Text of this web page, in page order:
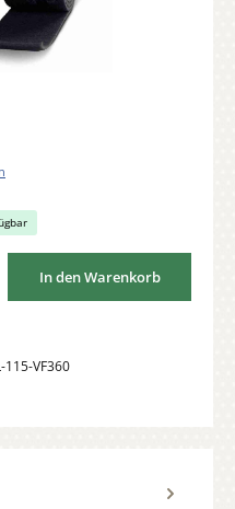
In den Warenkorb
115-VF360